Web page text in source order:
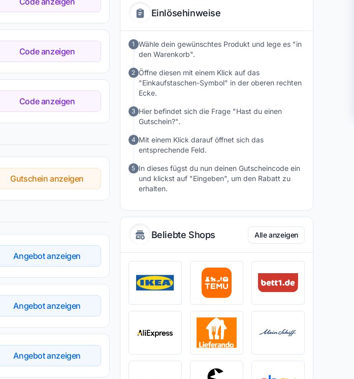
Code anzeigen
Code anzeigen
Gutschein anzeigen
Angebot anzeigen
Angebot anzeigen
Angebot anzeigen
Einlösehinweise
1 Wähle dein gewünschtes Produkt und lege es "in
den Warenkorb".
2 Öffne diesen mit einem Klick auf das
"Einkaufstaschen-Symbol" in der oberen rechten
Ecke.
3 Hier befindet sich die Frage "Hast du einen
Gutschein?".
4 Mit einem Klick darauf öffnet sich das
entsprechende Feld.
5 In dieses fügst du nun deinen Gutscheincode ein
und klickst auf "Eingeben", um den Rabatt zu
erhalten.
Beliebte Shops Alle anzeigen